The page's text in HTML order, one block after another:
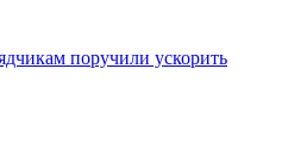
поручили ускорить